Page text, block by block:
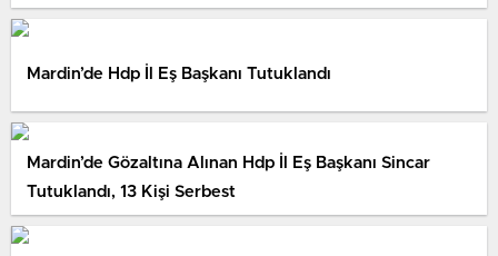
Mardin’de Hdp İl Eş Başkanı Tutuklandı
Mardin’de Gözaltına Alınan Hdp İl Eş Başkanı Sincar
Tutuklandı, 13 Kişi Serbest